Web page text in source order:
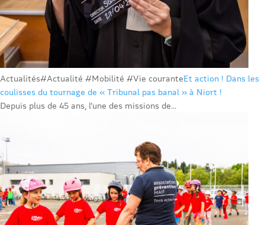
Actualités#Actualité #Mobilité #Vie couranteEt action ! Dans les
coulisses du tournage de « Tribunal pas banal » à Niort !
Depuis plus de 45 ans, l’une des missions de...